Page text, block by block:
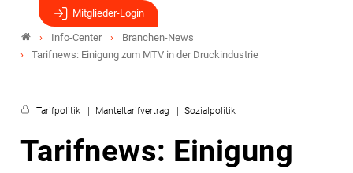
Mitglieder-Login
Info-Center
Branchen-News
Tarifnews: Einigung zum MTV in der Druckindustrie
Tarifpolitik Manteltarifvertrag Sozialpolitik
Tarifnews: Einigung